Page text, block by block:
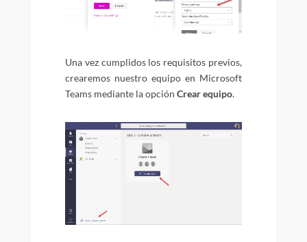
Una vez cumplidos los requisitos previos,
crearemos nuestro equipo en Microsoft
Teams mediante la opción Crear equipo.